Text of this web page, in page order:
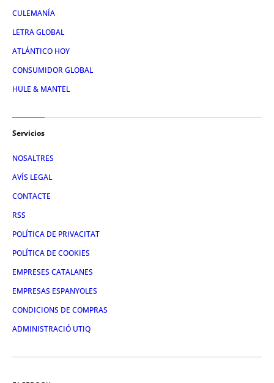
CULEMANÍA
LETRA GLOBAL
ATLÁNTICO HOY
CONSUMIDOR GLOBAL
HULE & MANTEL
Servicios
NOSALTRES
AVÍS LEGAL
CONTACTE
RSS
POLÍTICA DE PRIVACITAT
POLÍTICA DE COOKIES
EMPRESES CATALANES
EMPRESAS ESPANYOLES
CONDICIONS DE COMPRAS
ADMINISTRACIÓ UTIQ